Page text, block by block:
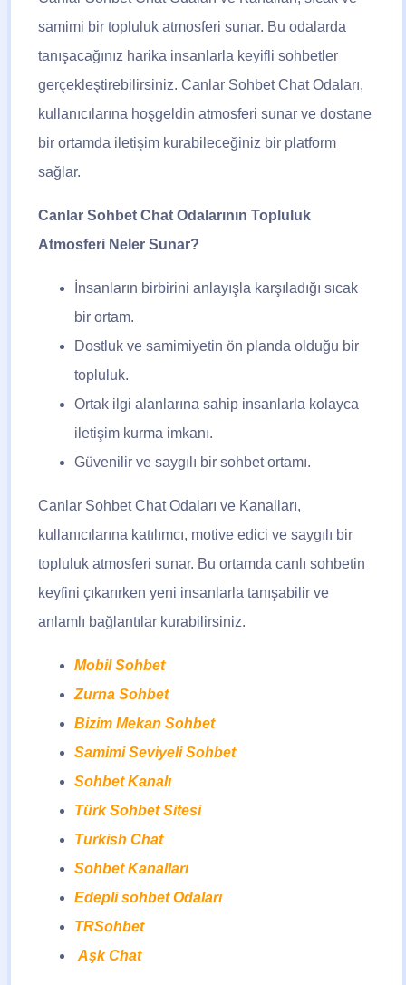
samimi bir topluluk atmosferi sunar. Bu odalarda
tanışacağınız harika insanlarla keyifli sohbetler
gerçekleştirebilirsiniz. Canlar Sohbet Chat Odaları,
kullanıcılarına hoşgeldin atmosferi sunar ve dostane
bir ortamda iletişim kurabileceğiniz bir platform
sağlar.
Canlar Sohbet Chat Odalarının Topluluk
Atmosferi Neler Sunar?
İnsanların birbirini anlayışla karşıladığı sıcak
bir ortam.
Dostluk ve samimiyetin ön planda olduğu bir
topluluk.
Ortak ilgi alanlarına sahip insanlarla kolayca
iletişim kurma imkanı.
Güvenilir ve saygılı bir sohbet ortamı.
Canlar SohbetChat Odaları ve Kanalları,
kullanıcılarına katılımcı, motive edici ve saygılı bir
topluluk atmosferi sunar. Bu ortamda canlı sohbetin
keyfini çıkarırken yeni insanlarla tanışabilir ve
anlamlı bağlantılar kurabilirsiniz.
Mobil Sohbet
Zurna Sohbet
Bizim Mekan Sohbet
Samimi Seviyeli Sohbet
Sohbet Kanalı
Türk Sohbet Sitesi
Turkish Chat
Sohbet Kanalları
Edepli sohbet Odaları
TRSohbet
Aşk Chat